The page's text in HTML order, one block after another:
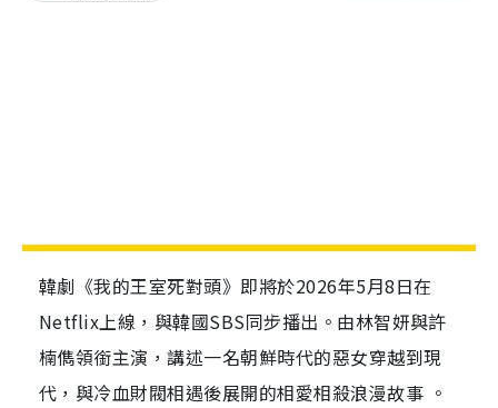
韓劇《我的王室死對頭》即將於2026年5月8日在
Netflix上線，與韓國SBS同步播出。由林智妍與許
楠儁領銜主演，講述一名朝鮮時代的惡女穿越到現
代，與冷血財閥相遇後展開的相愛相殺浪漫故事 。